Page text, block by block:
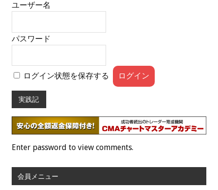
ユーザー名
パスワード
ログイン状態を保存する
実践記
Enter password to view comments.
会員メニュー